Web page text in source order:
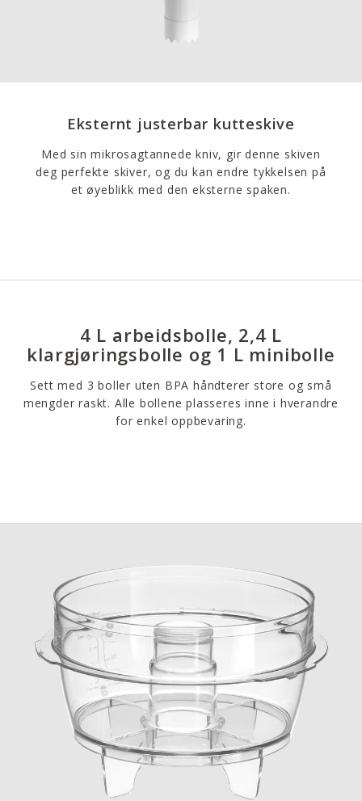
Eksternt justerbar kutteskive
Med sin mikrosagtannede kniv, gir denne skiven
deg perfekte skiver, og du kan endre tykkelsen på
et øyeblikk med den eksterne spaken.
4 L arbeidsbolle, 2,4 L
klargjøringsbolle og 1 L minibolle
Sett med 3 boller uten BPA håndterer store og små
mengder raskt. Alle bollene plasseres inne i hverandre
for enkel oppbevaring.